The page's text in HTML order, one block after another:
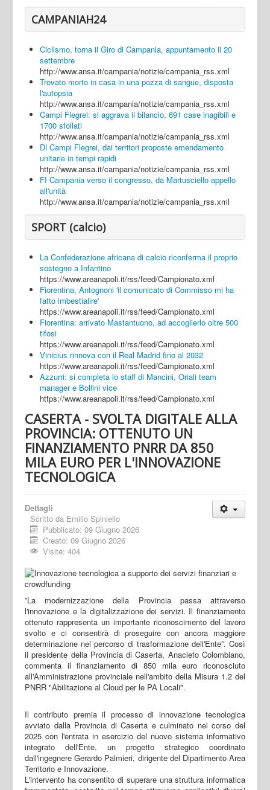
CAMPANIAH24
Ciclismo, torna il Giro di Campania, appuntamento il 20
settembre
http://www.ansa.it/campania/notizie/campania_rss.xml
Trovato morto in casa in una pozza di sangue, disposta
l'autopsia
http://www.ansa.it/campania/notizie/campania_rss.xml
Campi Flegrei: si aggrava il bilancio, 691 case inagibili e
1700 sfollati
http://www.ansa.it/campania/notizie/campania_rss.xml
Dl Campi Flegrei, dai territori proposte emendamento
unitarie in tempi rapidi
http://www.ansa.it/campania/notizie/campania_rss.xml
FI Campania verso il congresso, da Martusciello appello
all'unità
http://www.ansa.it/campania/notizie/campania_rss.xml
SPORT (calcio)
La Confederazione africana di calcio riconferma il proprio
sostegno a Infantino
https://www.areanapoli.it/rss/feed/Campionato.xml
Fiorentina, Antognoni 'il comunicato di Commisso mi ha
fatto imbestialire'
https://www.areanapoli.it/rss/feed/Campionato.xml
Fiorentina: arrivato Mastantuono, ad accoglierlo oltre 500
tifosi
https://www.areanapoli.it/rss/feed/Campionato.xml
Vinicius rinnova con il Real Madrid fino al 2032
https://www.areanapoli.it/rss/feed/Campionato.xml
Azzurri: si completa lo staff di Mancini, Oriali team
manager e Bollini vice
https://www.areanapoli.it/rss/feed/Campionato.xml
CASERTA - SVOLTA DIGITALE ALLA
PROVINCIA: OTTENUTO UN
FINANZIAMENTO PNRR DA 850
MILA EURO PER L'INNOVAZIONE
TECNOLOGICA
Dettagli
Scritto da Emilio Spiniello
Pubblicato: 09 Giugno 2026
Creato: 09 Giugno 2026
Visite: 404
”La modernizzazione della Provincia passa attraverso
l'innovazione e la digitalizzazione dei servizi. Il finanziamento
ottenuto rappresenta un importante riconoscimento del lavoro
svolto e ci consentirà di proseguire con ancora maggiore
determinazione nel percorso di trasformazione dell'Ente”. Così
il presidente della Provincia di Caserta, Anacleto Colombiano,
commenta il finanziamento di 850 mila euro riconosciuto
all'Amministrazione provinciale nell'ambito della Misura 1.2 del
PNRR "Abilitazione al Cloud per le PA Locali".
Il contributo premia il processo di innovazione tecnologica
avviato dalla Provincia di Caserta e culminato nel corso del
2025 con l'entrata in esercizio del nuovo sistema informativo
integrato dell'Ente, un progetto strategico coordinato
dall'ingegnere Gerardo Palmieri, dirigente del Dipartimento Area
Territorio e Innovazione.
L'intervento ha consentito di superare una struttura informatica